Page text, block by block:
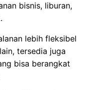
bisnis, liburan,
lebih fleksibel
tersedia juga
bisa berangkat